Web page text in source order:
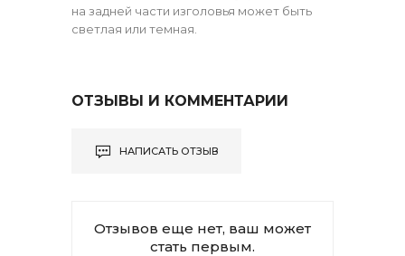
на задней части изголовья может быть
светлая или темная.
ОТЗЫВЫ И КОММЕНТАРИИ
НАПИСАТЬ ОТЗЫВ
Отзывов еще нет, ваш может
стать первым.